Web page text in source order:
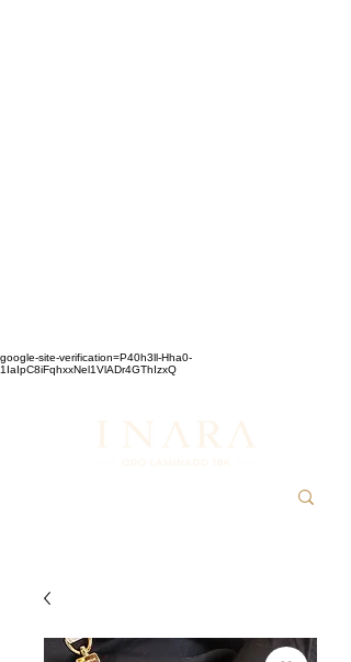
google-site-verification=P40h3ll-Hha0-
1IaIpC8iFqhxxNel1VlADr4GThIzxQ